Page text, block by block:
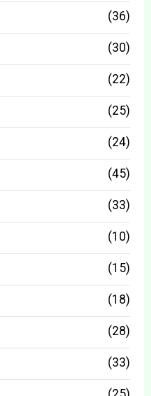
(36)
(30)
(22)
(25)
(24)
(45)
(33)
(10)
(15)
(18)
(28)
(33)